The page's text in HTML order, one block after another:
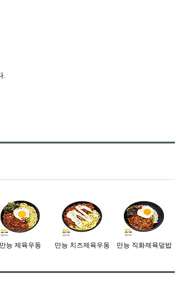
.
만능 제육우동 만능 치즈제육우동 만능 직화제육덮밥